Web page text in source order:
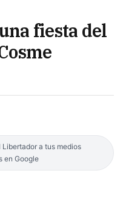
fiesta del
Libertador a tus medios
en Google